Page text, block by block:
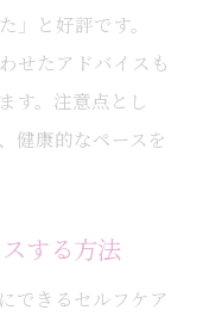
」と好評です。
せたアドバイスも
す。注意点とし
健康的なペースを
する方法
できるセルフケア